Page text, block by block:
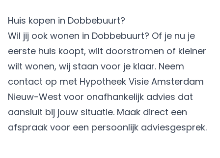
Huis kopen in Dobbebuurt?
Wil jij ook wonen in Dobbebuurt? Of je nu je
eerste huis koopt, wilt doorstromen of kleiner
wilt wonen, wij staan voor je klaar. Neem
contact op met Hypotheek Visie Amsterdam
Nieuw-West voor onafhankelijk advies dat
aansluit bij jouw situatie. Maak direct een
afspraak voor een persoonlijk adviesgesprek.